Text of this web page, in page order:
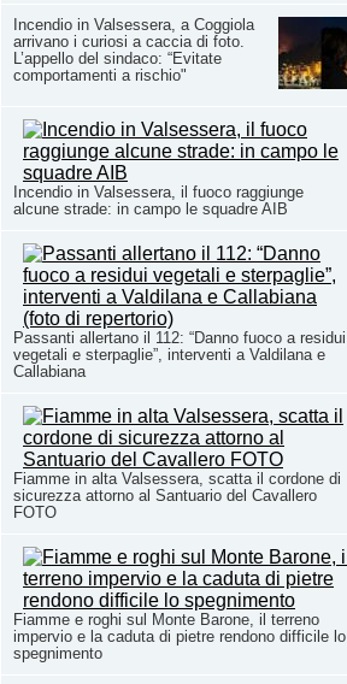
Incendio in Valsessera, a Coggiola
arrivano i curiosi a caccia di foto.
L’appello del sindaco: “Evitate
comportamenti a rischio"
Incendio in Valsessera, il fuoco raggiunge
alcune strade: in campo le squadre AIB
Passanti allertano il 112: “Danno fuoco a residui
vegetali e sterpaglie”, interventi a Valdilana e
Callabiana
Fiamme in alta Valsessera, scatta il cordone di
sicurezza attorno al Santuario del Cavallero
FOTO
Fiamme e roghi sul Monte Barone, il terreno
impervio e la caduta di pietre rendono difficile lo
spegnimento